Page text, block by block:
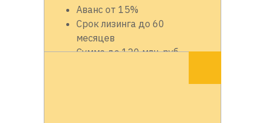
Аванс от 15%
Срок лизинга до 60
месяцев
Сумма до 120 млн. руб.